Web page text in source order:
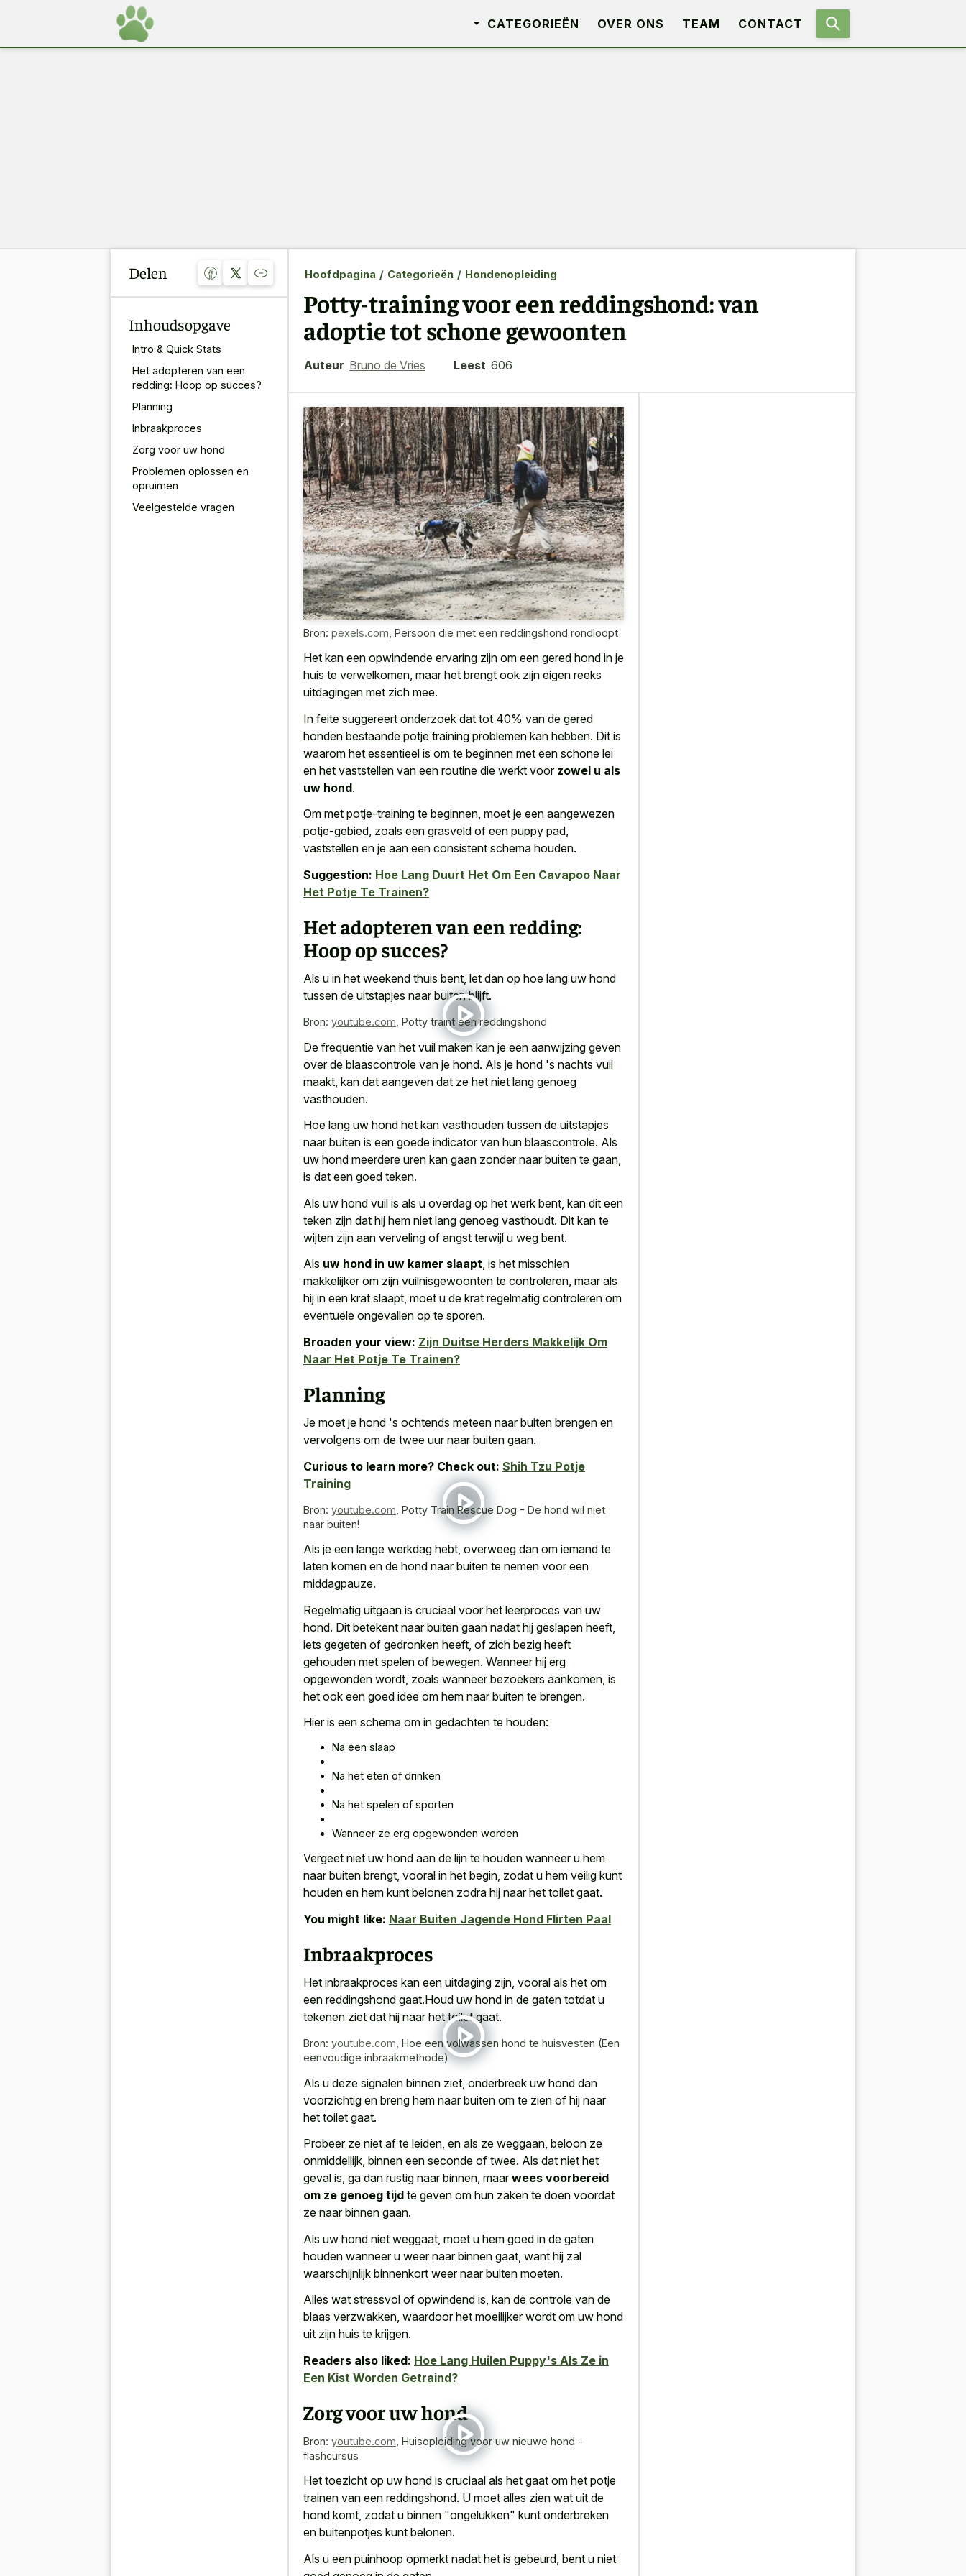
CATEGORIEËN OVER ONS TEAM CONTACT
Delen
Inhoudsopgave
Intro & Quick Stats
Het adopteren van een
redding: Hoop op succes?
Planning
Inbraakproces
Zorg voor uw hond
Problemen oplossen en
opruimen
Veelgestelde vragen
Hoofdpagina / Categorieën / Hondenopleiding
Potty-training voor een reddingshond: van
adoptie tot schone gewoonten
Auteur Bruno de Vries Leest 606
Bron: pexels.com Persoon die met een reddingshond rondloopt
Het kan een opwindende ervaring zijn om een gered hond in je
huis te verwelkomen, maar het brengt ook zijn eigen reeks
uitdagingen met zich mee.
In feite suggereert onderzoek dat tot 40% van de gered
honden bestaande potje training problemen kan hebben. Dit is
waarom het essentieel is om te beginnen met een schone lei
en het vaststellen van een routine die werkt voor zowel u als
uw hond.
Om met potje-training te beginnen, moet je een aangewezen
potje-gebied, zoals een grasveld of een puppy pad,
vaststellen en je aan een consistent schema houden.
Suggestion: Hoe Lang Duurt Het Om Een Cavapoo Naar
Het Potje Te Trainen?
Het adopteren van een redding:
Hoop op succes?
Als u in het weekend thuis bent, let dan op hoe lang uw hond
tussen de uitstapjes naar buiten blijft.
Bron: youtube.com Potty traint een reddingshond
De frequentie van het vuil maken kan je een aanwijzing geven
over de blaascontrole van je hond. Als je hond 's nachts vuil
maakt, kan dat aangeven dat ze het niet lang genoeg
vasthouden.
Hoe lang uw hond het kan vasthouden tussen de uitstapjes
naar buiten is een goede indicator van hun blaascontrole. Als
uw hond meerdere uren kan gaan zonder naar buiten te gaan,
is dat een goed teken.
Als uw hond vuil is als u overdag op het werk bent, kan dit een
teken zijn dat hij hem niet lang genoeg vasthoudt. Dit kan te
wijten zijn aan verveling of angst terwijl u weg bent.
Als uw hond in uw kamer slaapt, is het misschien
makkelijker om zijn vuilnisgewoonten te controleren, maar als
hij in een krat slaapt, moet u de krat regelmatig controleren om
eventuele ongevallen op te sporen.
Broaden your view: Zijn Duitse Herders Makkelijk Om
Naar Het Potje Te Trainen?
Planning
Je moet je hond 's ochtends meteen naar buiten brengen en
vervolgens om de twee uur naar buiten gaan.
Curious to learn more? Check out: Shih Tzu Potje
Training
Bron: youtube.com Potty Train Rescue Dog - De hond wil niet
naar buiten!
Als je een lange werkdag hebt, overweeg dan om iemand te
laten komen en de hond naar buiten te nemen voor een
middagpauze.
Regelmatig uitgaan is cruciaal voor het leerproces van uw
hond. Dit betekent naar buiten gaan nadat hij geslapen heeft,
iets gegeten of gedronken heeft, of zich bezig heeft
gehouden met spelen of bewegen. Wanneer hij erg
opgewonden wordt, zoals wanneer bezoekers aankomen, is
het ook een goed idee om hem naar buiten te brengen.
Hier is een schema om in gedachten te houden:
Na een slaap
Na het eten of drinken
Na het spelen of sporten
Wanneer ze erg opgewonden worden
Vergeet niet uw hond aan de lijn te houden wanneer u hem
naar buiten brengt, vooral in het begin, zodat u hem veilig kunt
houden en hem kunt belonen zodra hij naar het toilet gaat.
You might like: Naar Buiten Jagende Hond Flirten Paal
Inbraakproces
Het inbraakproces kan een uitdaging zijn, vooral als het om
een reddingshond gaat.Houd uw hond in de gaten totdat u
tekenen ziet dat hij naar het toilet gaat.
Bron: youtube.com Hoe een volwassen hond te huisvesten (Een
eenvoudige inbraakmethode)
Als u deze signalen binnen ziet, onderbreek uw hond dan
voorzichtig en breng hem naar buiten om te zien of hij naar
het toilet gaat.
Probeer ze niet af te leiden, en als ze weggaan, beloon ze
onmiddellijk, binnen een seconde of twee. Als dat niet het
geval is, ga dan rustig naar binnen, maarwees voorbereid
om ze genoeg tijd te geven om hun zaken te doen voordat
ze naar binnen gaan.
Als uw hond niet weggaat, moet u hem goed in de gaten
houden wanneer u weer naar binnen gaat, want hij zal
waarschijnlijk binnenkort weer naar buiten moeten.
Alles wat stressvol of opwindend is, kan de controle van de
blaas verzwakken, waardoor het moeilijker wordt om uw hond
uit zijn huis te krijgen.
Readers also liked: Hoe Lang Huilen Puppy's Als Ze in
Een Kist Worden Getraind?
Zorg voor uw hond
Bron: youtube.com Huisopleiding voor uw nieuwe hond -
flashcursus
Het toezicht op uw hond is cruciaal als het gaat om het potje
trainen van een reddingshond. U moet alles zien wat uit de
hond komt, zodat u binnen "ongelukken" kunt onderbreken
en buitenpotjes kunt belonen.
Als u een puinhoop opmerkt nadat het is gebeurd, bent u niet